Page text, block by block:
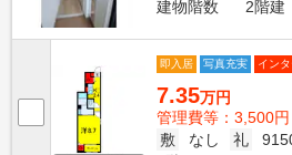
建物階数
2階建
即入居 写真充実 イン
7.35万円
管理費等：3,500円
敷
なし 礼